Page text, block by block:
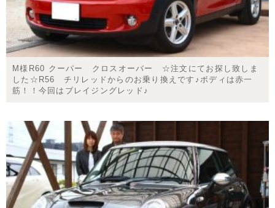
M様R60 クーパー クロスオーバー ☆注文にてお探し致しま
した☆R56 チリレッドからのお乗り換えです♪ボディは赤一
筋！！今回はブレイジングレッド♪